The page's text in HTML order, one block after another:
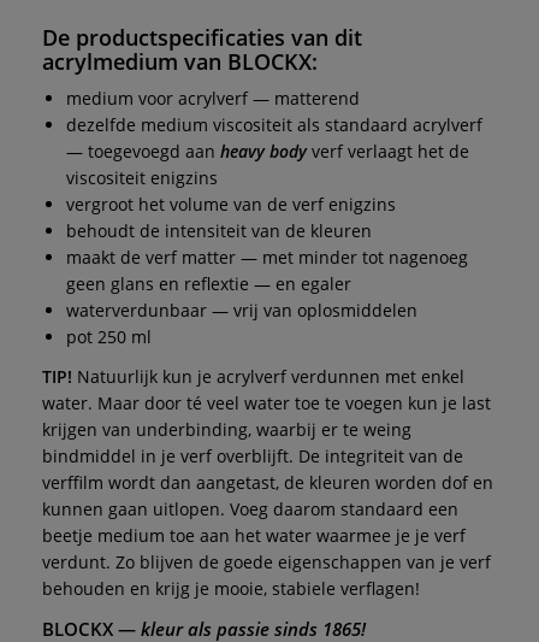
De productspecificaties van dit
acrylmedium van BLOCKX:
medium voor acrylverf — matterend
dezelfde medium viscositeit als standaard acrylverf
— toegevoegd aan heavy bodyverf verlaagt het de
viscositeit enigzins
vergroot het volume van de verf enigzins
behoudt de intensiteit van de kleuren
maakt de verf matter — met minder tot nagenoeg
geen glans en reflextie — en egaler
waterverdunbaar — vrij van oplosmiddelen
pot 250 ml
TIP! Natuurlijk kun je acrylverf verdunnen met enkel
water. Maar door té veel water toe te voegen kun je last
krijgen van underbinding, waarbij er te weing
bindmiddel in je verf overblijft. De integriteit van de
verffilm wordt dan aangetast, de kleuren worden dof en
kunnen gaan uitlopen. Voeg daarom standaard een
beetje medium toe aan het water waarmee je je verf
verdunt. Zo blijven de goede eigenschappen van je verf
behouden en krijg je mooie, stabiele verflagen!
BLOCKX — kleur als passie sinds 1865!